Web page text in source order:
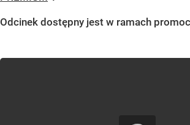
Odcinek dostępny jest w ramach